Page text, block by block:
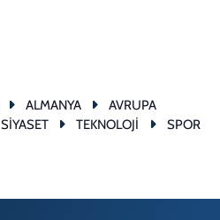
ALMANYA
AVRUPA
SİYASET TEKNOLOJİ
SPOR